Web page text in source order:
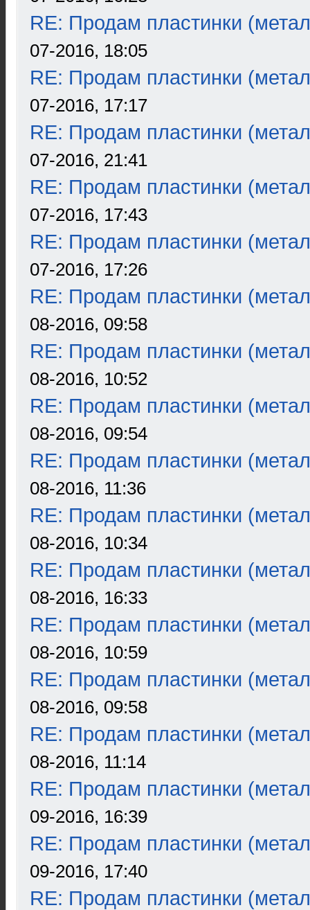
RE: Продам пластинки
07-2016, 18:05
RE: Продам пластинки
07-2016, 17:17
RE: Продам пластинки
07-2016, 21:41
RE: Продам пластинки
07-2016, 17:43
RE: Продам пластинки
07-2016, 17:26
RE: Продам пластинки
08-2016, 09:58
RE: Продам пластинки
08-2016, 10:52
RE: Продам пластинки
08-2016, 09:54
RE: Продам пластинки
08-2016, 11:36
RE: Продам пластинки
08-2016, 10:34
RE: Продам пластинки
08-2016, 16:33
RE: Продам пластинки
08-2016, 10:59
RE: Продам пластинки
08-2016, 09:58
RE: Продам пластинки
08-2016, 11:14
RE: Продам пластинки
09-2016, 16:39
RE: Продам пластинки
09-2016, 17:40
RE: Продам пластинки